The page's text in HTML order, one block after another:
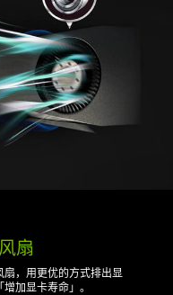
扇
，用更优的方式排出显
加显卡寿命」。